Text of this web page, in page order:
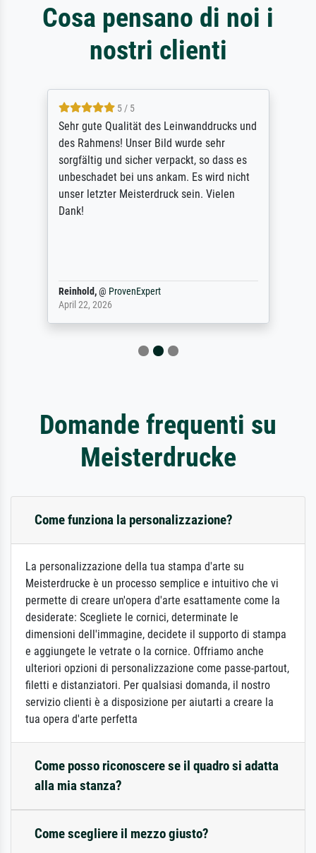
Cosa pensano di noi i
nostri clienti
5 / 5
Sehr gute Qualität des Leinwanddrucks und
des Rahmens! Unser Bild wurde sehr
sorgfältig und sicher verpackt, so dass es
unbeschadet bei uns ankam. Es wird nicht
unser letzter Meisterdruck sein. Vielen
Dank!
Reinhold,@ ProvenExpert
April 22, 2026
Domande frequenti su
Meisterdrucke
Come funziona la personalizzazione?
La personalizzazione della tua stampa d'arte su
Meisterdrucke è un processo semplice e intuitivo che vi
permette di creare un'opera d'arte esattamente come la
desiderate: Scegliete le cornici, determinate le
dimensioni dell'immagine, decidete il supporto di stampa
e aggiungete le vetrate o la cornice. Offriamo anche
ulteriori opzioni di personalizzazione come passe-partout,
filetti e distanziatori. Per qualsiasi domanda, il nostro
servizio clienti è a disposizione per aiutarti a creare la
tua opera d'arte perfetta
Come posso riconoscere se il quadro si adatta
alla mia stanza?
Come scegliere il mezzo giusto?